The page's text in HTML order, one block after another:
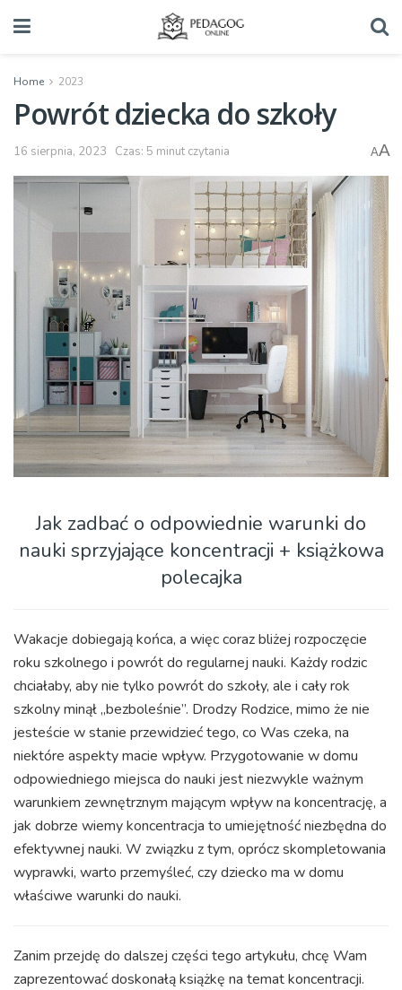
Home 2023
Powrót dziecka do szkoły
16 sierpnia, 2023 Czas: 5 minut czytania AA
Jak zadbać o odpowiednie warunki do
nauki sprzyjające koncentracji + książkowa
polecajka
Wakacje dobiegają końca, a więc coraz bliżej rozpoczęcie
roku szkolnego i powrót do regularnej nauki. Każdy rodzic
chciałaby, aby nie tylko powrót do szkoły, ale i cały rok
szkolny minął „bezboleśnie”. Drodzy Rodzice, mimo że nie
jesteście w stanie przewidzieć tego, co Was czeka, na
niektóre aspekty macie wpływ. Przygotowanie w domu
odpowiedniego miejsca do nauki jest niezwykle ważnym
warunkiem zewnętrznym mającym wpływ na koncentrację, a
jak dobrze wiemy koncentracja to umiejętność niezbędna do
efektywnej nauki. W związku z tym, oprócz skompletowania
wyprawki, warto przemyśleć, czy dziecko ma w domu
właściwe warunki do nauki.
Zanim przejdę do dalszej części tego artykułu, chcę Wam
zaprezentować doskonałą książkę na temat koncentracji.